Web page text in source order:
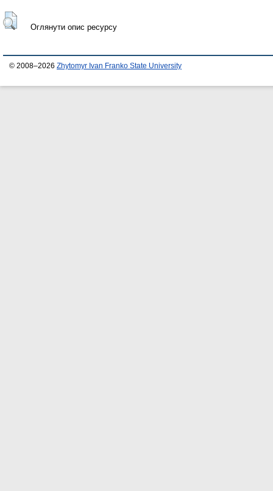
Оглянути опис ресурсу
© 2008–2026 Zhytomyr Ivan Franko State University